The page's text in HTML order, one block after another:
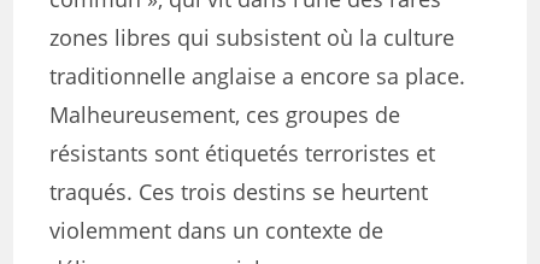
zones libres qui subsistent où la culture
traditionnelle anglaise a encore sa place.
Malheureusement, ces groupes de
résistants sont étiquetés terroristes et
traqués. Ces trois destins se heurtent
violemment dans un contexte de